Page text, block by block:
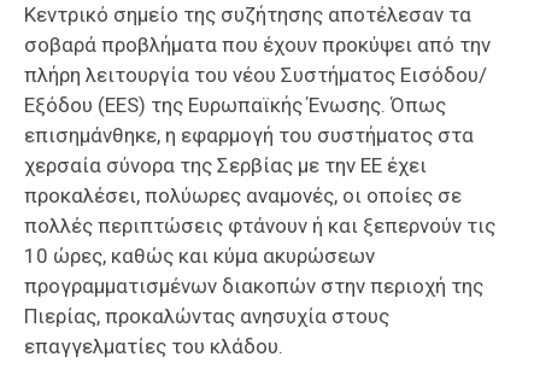
Κεντρικό σημείο της συζήτησης αποτέλεσαν τα
σοβαρά προβλήματα που έχουν προκύψει από την
πλήρη λειτουργία του νέου Συστήματος Εισόδου/
Εξόδου (EES) της Ευρωπαϊκής Ένωσης. Όπως
επισημάνθηκε, η εφαρμογή του συστήματος στα
χερσαία σύνορα της Σερβίας με την ΕΕ έχει
προκαλέσει, πολύωρες αναμονές, οι οποίες σε
πολλές περιπτώσεις φτάνουν ή και ξεπερνούν τις
10 ώρες, καθώς και κύμα ακυρώσεων
προγραμματισμένων διακοπών στην περιοχή της
Πιερίας, προκαλώντας ανησυχία στους
επαγγελματίες του κλάδου.